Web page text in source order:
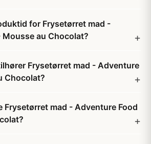
for Frysetørret mad -
au Chocolat?
Frysetørret mad - Adventure
Chocolat?
Frysetørret mad - Adventure Food